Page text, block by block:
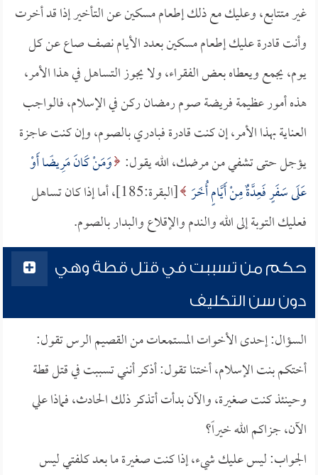
غير متتابع، وعليك مع ذلك إطعام مسكين عن التأخير إذا قد أخرت
وأنت قادرة عليك إطعام مسكين بعدد الأيام نصف صاع عن كل
يوم، يجمع ويعطاه بعض الفقراء، ولا يجوز التساهل في هذا الأمر،
هذه أمور عظيمة فريضة صوم رمضان ركن في الإسلام، فالواجب
العناية بهذا الأمر، إن كنت قادرة فبادري بالصوم، وإن كنت عاجزة
يؤجل حتى تشفي من مرضك، الله يقول: وَمَنْ كَانَ مَرِيضًا أَوْ
عَلَى سَفَرٍ فَعِدَّةٌ مِنْ أَيَّامٍ أُخَرَ
[البقرة:185]، أما إذا كان تساهل
فعليك التوبة إلى الله والندم والإقلاع والبدار بالصوم.
حكم من تسببت في قتل قطة وهي
دون سن التكليف
السؤال: إحدى الأخوات المستمعات من القصيم الرس تقول:
أختكم بنت الإسلام، أختنا تقول: أذكر أنني تسببت في قتل قطة
وحينئذ كنت صغيرة، والآن بدأت أتذكر ذلك الحادث، فماذا علي
الآن، جزاكم الله خيراً؟
الجواب: ليس عليك شيء، إذا كنت صغيرة ما بعد كلفتي ليس